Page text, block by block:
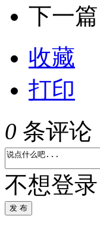
下一篇
收藏
打印
0 条评论
不想登
发 布